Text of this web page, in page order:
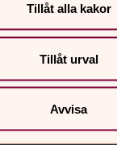
Tillåt alla kakor
Tillåt urval
Avvisa
präst
krisstöd. Prata
och nätter.